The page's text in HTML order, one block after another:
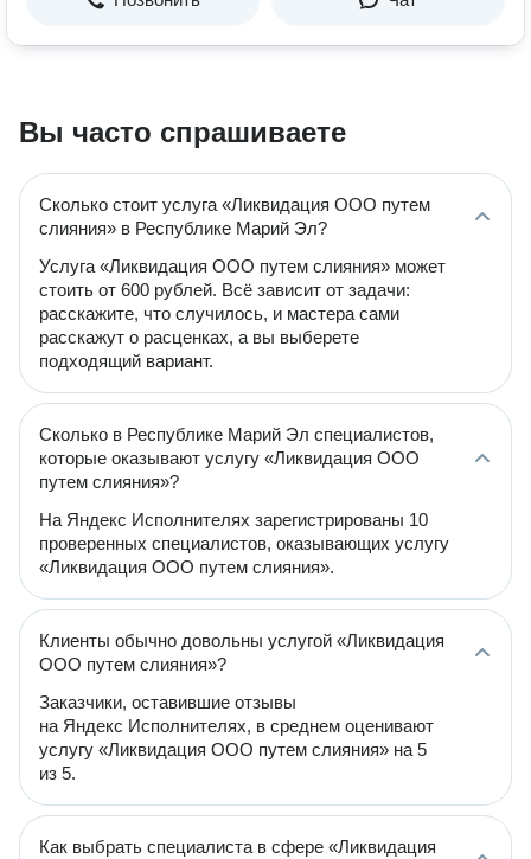
Вы часто спрашиваете
Сколько стоит услуга «Ликвидация ООО путем
слияния» в Республике Марий Эл?
Услуга «Ликвидация ООО путем слияния» может
стоить от 600 рублей. Всё зависит от задачи:
расскажите, что случилось, и мастера сами
расскажут о расценках, а вы выберете
подходящий вариант.
Сколько в Республике Марий Эл специалистов,
которые оказывают услугу «Ликвидация ООО
путем слияния»?
На Яндекс Исполнителях зарегистрированы 10
проверенных специалистов, оказывающих услугу
«Ликвидация ООО путем слияния».
Клиенты обычно довольны услугой «Ликвидация
ООО путем слияния»?
Заказчики, оставившие отзывы
на Яндекс Исполнителях, в среднем оценивают
услугу «Ликвидация ООО путем слияния» на 5
из 5.
Как выбрать специалиста в сфере «Ликвидация